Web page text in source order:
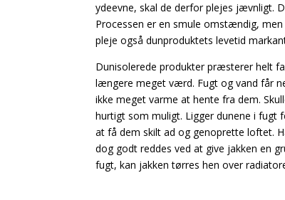
ydeevne, skal de derfor plejes jævnligt.
Processen er en smule omstændig,
pleje også dunproduktets levetid
Dunisolerede produkter præsterer helt
længere meget værd. Fugt og vand får
ikke meget varme at hente fra dem.
hurtigt som muligt. Ligger dunene i
at få dem skilt ad og genoprette loftet.
dog godt reddes ved at give jakken en
fugt, kan jakken tørres hen over